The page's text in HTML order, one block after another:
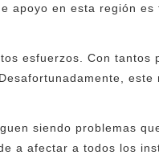
apoyo en esta región es
esfuerzos. Con tantos
este
siendo problemas
a afectar a todos los